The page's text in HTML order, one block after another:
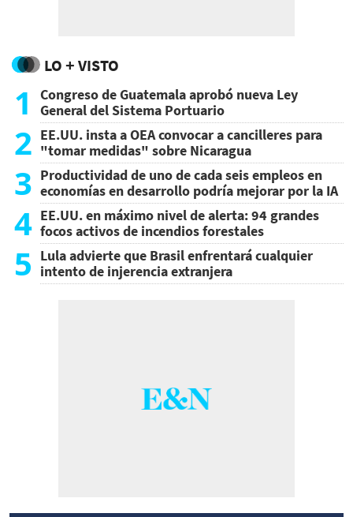
LO + VISTO
1
Congreso de Guatemala aprobó nueva Ley
General del Sistema Portuario
2 EE.UU. insta a OEA convocar a cancilleres para
"tomar medidas" sobre Nicaragua
3 Productividad de uno de cada seis empleos en
economías en desarrollo podría mejorar por la IA
4 EE.UU. en máximo nivel de alerta: 94 grandes
focos activos de incendios forestales
5 Lula advierte que Brasil enfrentará cualquier
intento de injerencia extranjera